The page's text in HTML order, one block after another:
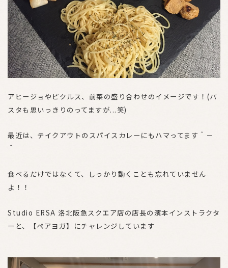
アヒージョやピクルス、前菜の盛り合わせのイメージです！(パ
スタも思いっきりのってますが...笑)
最近は、テイクアウトのスパイスカレーにもハマってます＾－
＾
食べるだけではなくて、しっかり動くことも忘れていません
よ！！
Studio ERSA 洛北阪急スクエア店の店長の濱本インストラクタ
ーと、【ペアヨガ】にチャレンジしています